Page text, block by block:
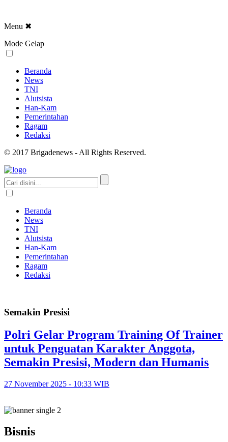
Menu ✖
Mode Gelap
Beranda
News
TNI
Alutsista
Han-Kam
Pemerintahan
Ragam
Redaksi
© 2017 Brigadenews - All Rights Reserved.
Beranda
News
TNI
Alutsista
Han-Kam
Pemerintahan
Ragam
Redaksi
Semakin Presisi
Polri Gelar Program Training Of Trainer
untuk Penguatan Karakter Anggota,
Semakin Presisi, Modern dan Humanis
27 November 2025 - 10:33 WIB
Bisnis